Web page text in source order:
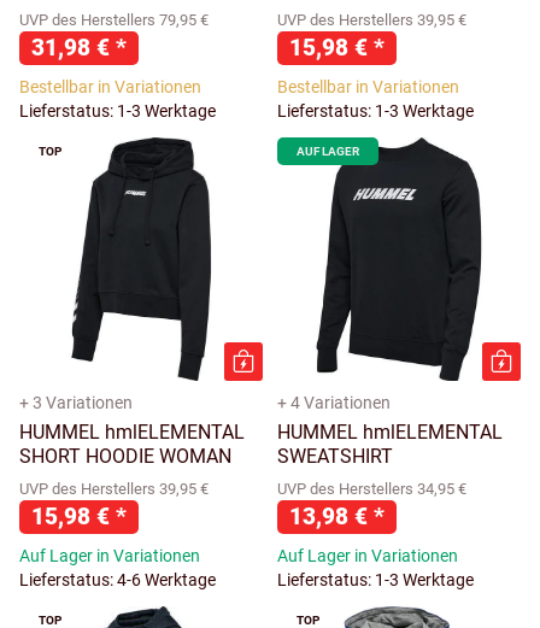
UVP des Herstellers 79,95 €
31,98 € *
Bestellbar in Variationen
Lieferstatus: 1-3 Werktage
UVP des Herstellers 39,95 €
15,98 € *
Bestellbar in Variationen
Lieferstatus: 1-3 Werktage
TOP
+ 3 Variationen
HUMMEL hmlELEMENTAL
SHORT HOODIE WOMAN
UVP des Herstellers 39,95 €
15,98 € *
Auf Lager in Variationen
Lieferstatus: 4-6 Werktage
AUF LAGER
+ 4 Variationen
HUMMEL hmlELEMENTAL
SWEATSHIRT
UVP des Herstellers 34,95 €
13,98 € *
Auf Lager in Variationen
Lieferstatus: 1-3 Werktage
TOP TOP